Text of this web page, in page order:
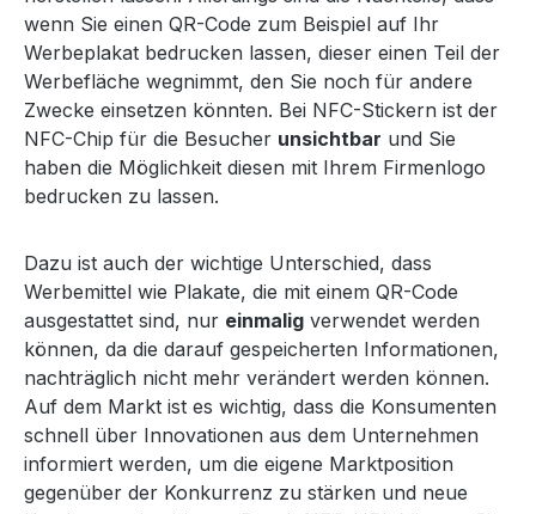
wenn Sie einen QR-Code zum Beispiel auf Ihr
Werbeplakat bedrucken lassen, dieser einen Teil der
Werbefläche wegnimmt, den Sie noch für andere
Zwecke einsetzen könnten. Bei NFC-Stickern ist der
NFC-Chip für die Besucher unsichtbar und Sie
haben die Möglichkeit diesen mit Ihrem Firmenlogo
bedrucken zu lassen.
Dazu ist auch der wichtige Unterschied, dass
Werbemittel wie Plakate, die mit einem QR-Code
ausgestattet sind, nur einmalig verwendet werden
können, da die darauf gespeicherten Informationen,
nachträglich nicht mehr verändert werden können.
Auf dem Markt ist es wichtig, dass die Konsumenten
schnell über Innovationen aus dem Unternehmen
informiert werden, um die eigene Marktposition
gegenüber der Konkurrenz zu stärken und neue